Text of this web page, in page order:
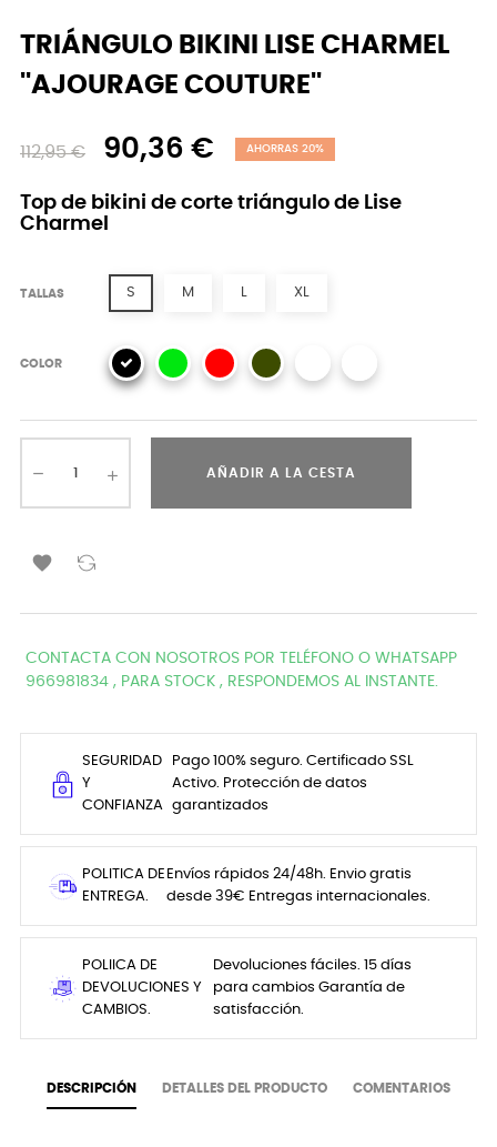
TRIÁNGULO BIKINI LISE CHARMEL
''AJOURAGE COUTURE''
112,95 € 90,36 € AHORRAS 20%
Top de bikini de corte triángulo de Lise
Charmel
TALLAS S M L XL
COLOR
AÑADIR A LA CESTA

CONTACTA CON NOSOTROS POR TELÉFONO O WHATSAPP
966981834 , PARA STOCK , RESPONDEMOS AL INSTANTE.
SEGURIDAD
Y
CONFIANZA
Pago 100% seguro. Certificado SSL
Activo. Protección de datos
garantizados
POLITICA DE
ENTREGA.
Envíos rápidos 24/48h. Envio gratis
desde 39€ Entregas internacionales.
POLIICA DE
DEVOLUCIONES Y
CAMBIOS.
Devoluciones fáciles. 15 días
para cambios Garantía de
satisfacción.
DESCRIPCIÓN DETALLES DEL PRODUCTO COMENTARIOS